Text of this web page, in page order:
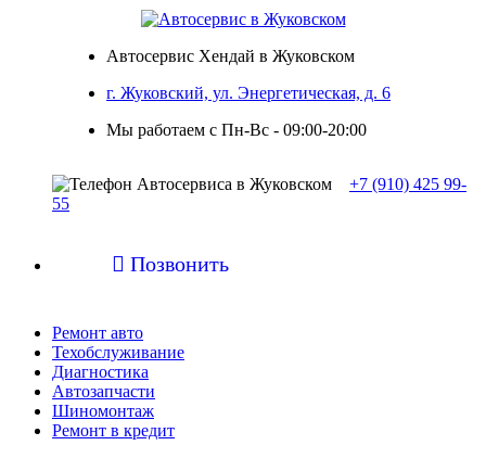
Автосервис Хендай в Жуковском
г. Жуковский, ул. Энергетическая, д. 6
Мы работаем с Пн-Вc - 09:00-20:00
+7 (910) 425 99-
55
 Позвонить
Ремонт авто
Техобслуживание
Диагностика
Автозапчасти
Шиномонтаж
Ремонт в кредит